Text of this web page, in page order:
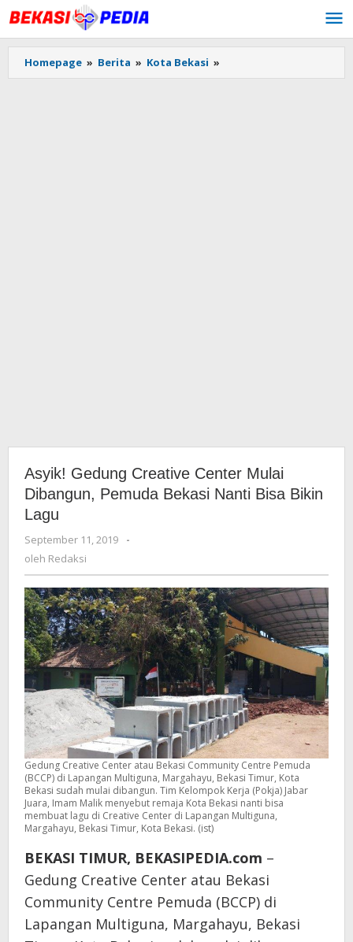
Lewati
ke
konten
Homepage » Berita » Kota Bekasi »
Gedung
Asyik! Gedung Creative Center Mulai
Dibangun, Pemuda Bekasi Nanti Bisa Bikin
Lagu
September 11, 2019
oleh
-
oleh Redaksi
Gedung Creative Center atau Bekasi Community Centre Pemuda
(BCCP) di Lapangan Multiguna, Margahayu, Bekasi Timur, Kota
Bekasi sudah mulai dibangun. Tim Kelompok Kerja (Pokja) Jabar
Juara, Imam Malik menyebut remaja Kota Bekasi nanti bisa
membuat lagu di Creative Center di Lapangan Multiguna,
Margahayu, Bekasi Timur, Kota Bekasi. (ist)
BEKASI TIMUR, BEKASIPEDIA.com –
Gedung Creative Center atau Bekasi
Community Centre Pemuda (BCCP) di
Lapangan Multiguna, Margahayu, Bekasi